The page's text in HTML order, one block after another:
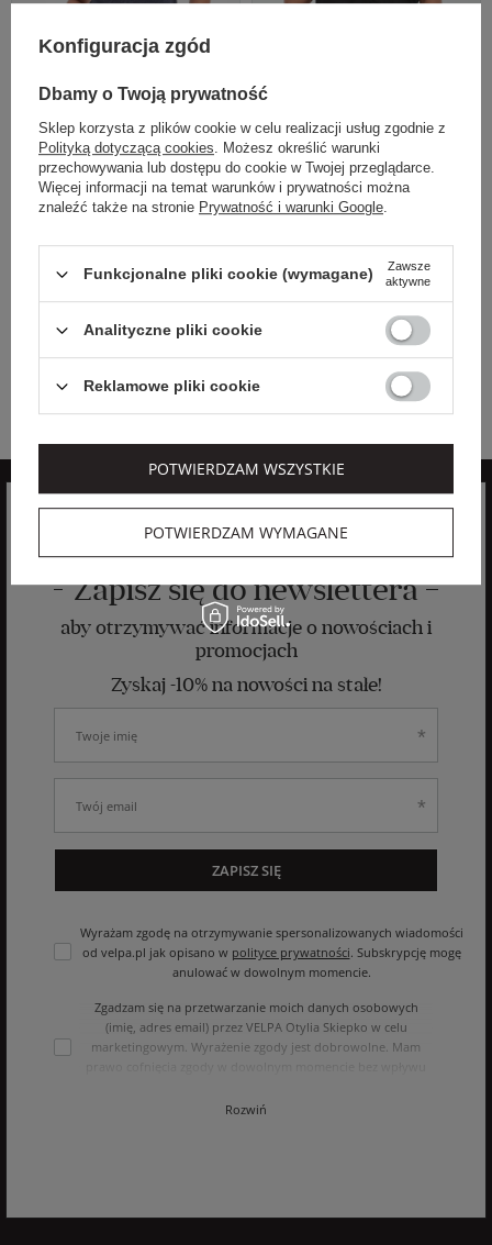
EXTRA SUMMER SALE
ECOALF
Cena regularna
259,00 PLN
obniżką
194,25 PLN
T-SHIRT DAMSKI
ECOALF
REGULAR
EXTRA SUMMER SALE
ECOALF
Cena regularna
439,00 PLN
Najniższa cena z 30 dni przed
obniżką 329,25 PLN
BLUZKA DAMSKA
LNIANA DORA
ECOALF CZARNY
Zapisz się do newslettera
aby otrzymywać informacje o nowościach i
promocjach
Zyskaj -10% na nowości na stałe!
Wyrażam zgodę na otrzymywanie spersonalizowanych wiadomości
od velpa.pl jak opisano w polityce prywatności. Subskrypcję mogę
anulować w dowolnym momencie.
Zgadzam się na przetwarzanie moich danych osobowych
(imię, adres email) przez VELPA Otylia Skiepko w celu
marketingowym. Wyrażenie zgody jest dobrowolne. Mam
podstawie zgody przed jej cofnięciem. Mam prawo dostępu
Rozwiń
ZAPISZ SIĘ
Konfiguracja zgód
Dbamy o Twoją prywatność
Sklep korzysta z plików cookie w celu realizacji usług zgodnie z
Polityką dotyczącą cookies. Możesz określić warunki
przechowywania lub dostępu do cookie w Twojej przeglądarce.
Więcej informacji na temat warunków i prywatności można
znaleźć także na stronie Prywatność i warunki Google.
Funkcjonalne pliki cookie (wymagane)
Zawsze
aktywne
Analityczne pliki cookie
Reklamowe pliki cookie
POTWIERDZAM WYMAGANE
POTWIERDZAM WSZYSTKIE